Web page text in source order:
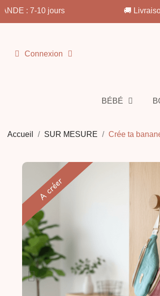
🚚 Livraison en mondial relay
Connexion
BÉBÉ
Accueil SUR MESURE Crée ta